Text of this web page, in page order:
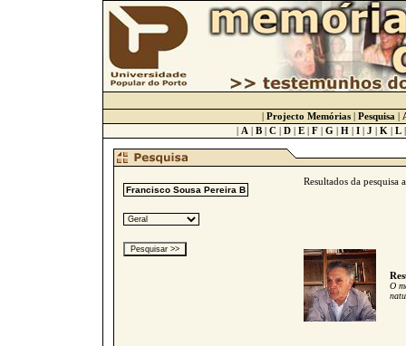
| Projecto Memórias | Pesquisa |
| A | B | C | D | E | F | G | H | I | J | K | L
Resultados da pesquisa
O